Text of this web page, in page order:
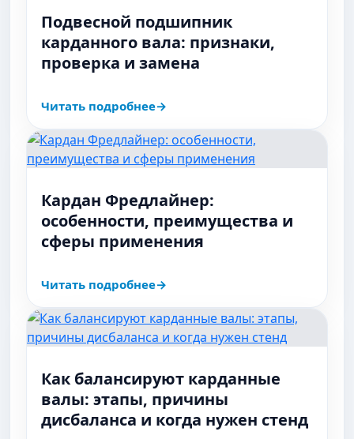
Подвесной подшипник
карданного вала: признаки,
проверка и замена
Читать подробнее
Кардан Фредлайнер:
особенности, преимущества и
сферы применения
Читать подробнее
Как балансируют карданные
валы: этапы, причины
дисбаланса и когда нужен стенд